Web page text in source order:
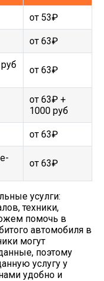
от 53₽
от 63₽
от 63₽
от 63₽ +
1000 руб
от 63₽
от 63₽
усулги:
техники,
помочь в
автомобиля в
могут
поэтому
услугу у
удобно и